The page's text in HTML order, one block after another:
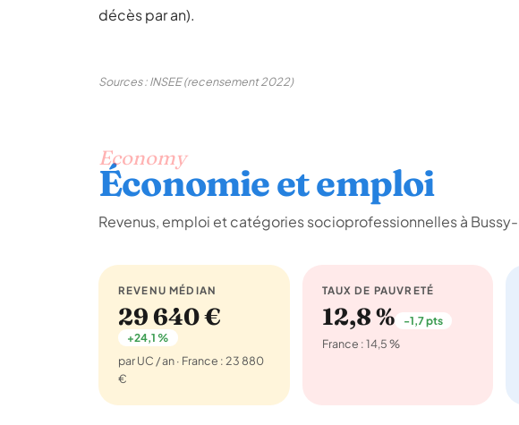
décès par an).
Sources : INSEE (recensement 2022)
Economy
Économie et emploi
Revenus, emploi et catégories socioprofessionnelles à
REVENU MÉDIAN
29 640 €
+24,1 %
par UC / an · France : 23 880
€
TAUX DE PAUVRETÉ
12,8 % -1,7 pts
France : 14,5 %